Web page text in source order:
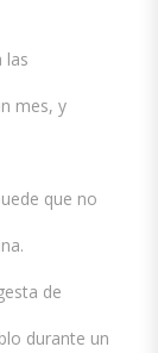
las
mes, y
que no
de
durante un